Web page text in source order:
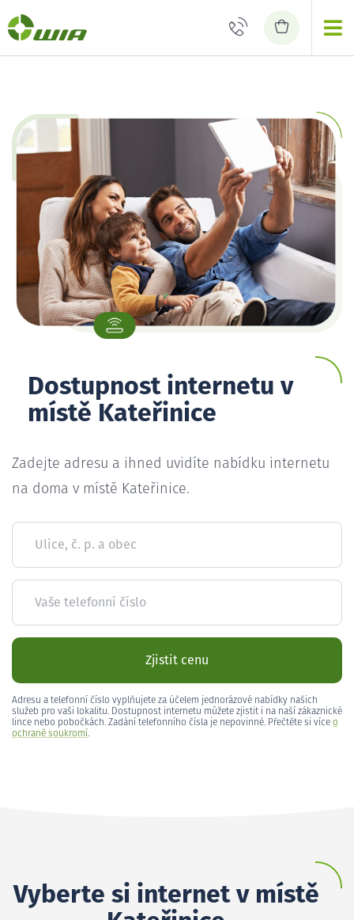
Dostupnost internetu v
místě Kateřinice
Zadejte adresu a ihned uvidíte nabídku internetu
na doma v místě Kateřinice.
Ulice, č. p. a obec
Vaše telefonní číslo
Zjistit cenu
Adresu a telefonní číslo vyplňujete za účelem jednorázové nabídky našich
služeb pro vaši lokalitu. Dostupnost internetu můžete zjistit i na naší zákaznické
lince nebo pobočkách. Zadání telefonního čísla je nepovinné. Přečtěte si více o
ochraně soukromí.
Vyberte si internet v místě